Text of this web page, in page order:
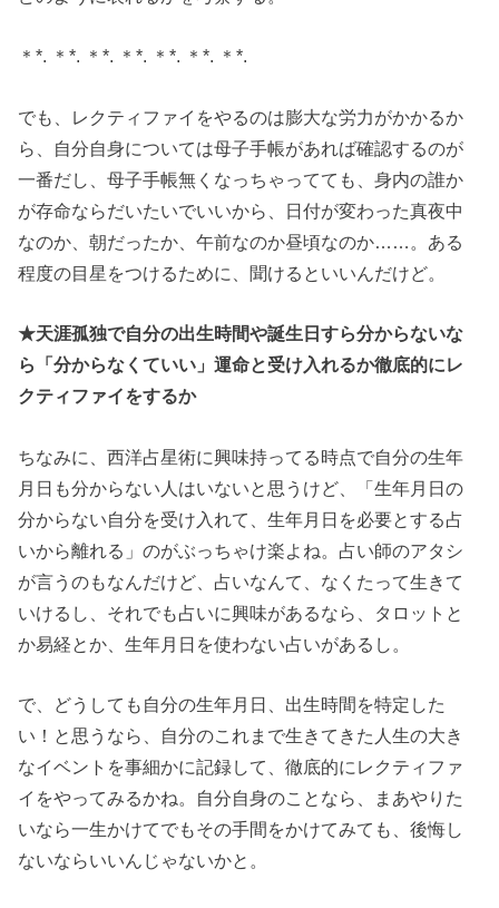
＊*. ＊*. ＊*. ＊*. ＊*. ＊*. ＊*.
でも、レクティファイをやるのは膨大な労力がかかるか
ら、自分自身については母子手帳があれば確認するのが
一番だし、母子手帳無くなっちゃってても、身内の誰か
が存命ならだいたいでいいから、日付が変わった真夜中
なのか、朝だったか、午前なのか昼頃なのか……。ある
程度の目星をつけるために、聞けるといいんだけど。
★天涯孤独で自分の出生時間や誕生日すら分からないな
ら「分からなくていい」運命と受け入れるか徹底的にレ
クティファイをするか
ちなみに、西洋占星術に興味持ってる時点で自分の生年
月日も分からない人はいないと思うけど、「生年月日の
分からない自分を受け入れて、生年月日を必要とする占
いから離れる」のがぶっちゃけ楽よね。占い師のアタシ
が言うのもなんだけど、占いなんて、なくたって生きて
いけるし、それでも占いに興味があるなら、タロットと
か易経とか、生年月日を使わない占いがあるし。
で、どうしても自分の生年月日、出生時間を特定した
い！と思うなら、自分のこれまで生きてきた人生の大き
なイベントを事細かに記録して、徹底的にレクティファ
イをやってみるかね。自分自身のことなら、まあやりた
いなら一生かけてでもその手間をかけてみても、後悔し
ないならいいんじゃないかと。